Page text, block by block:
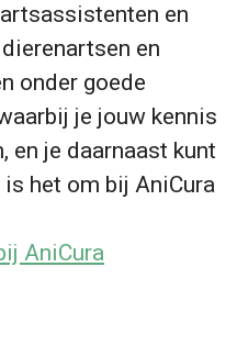
en
en
onder goede
je jouw kennis
en je daarnaast kunt
het om bij AniCura
AniCura